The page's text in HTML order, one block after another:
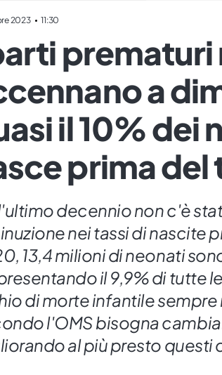
2023 11:30
prematuri
a
il 10% dei
prima del
decennio non c'è
nei tassi di nascite
13,4 milioni di neonati
il 9,9% di tutte
di morte infantile
l'OMS bisogna
al più presto questi